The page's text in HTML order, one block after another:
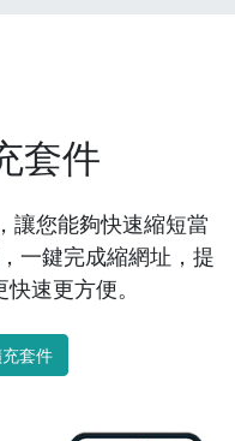
套件
讓您能夠快速縮短當
一鍵完成縮網址，提
速更方便。
套件